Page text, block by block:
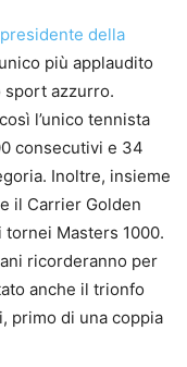
della
più applaudito
sport azzurro.
l’unico tennista
consecutivi e 34
Inoltre, insieme
il Carrier Golden
Masters 1000.
ricorderanno per
anche il trionfo
primo di una coppia